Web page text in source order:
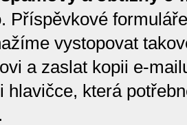
Příspěvkové
vystopovat
a zaslat kopii e-
hlavičce, která